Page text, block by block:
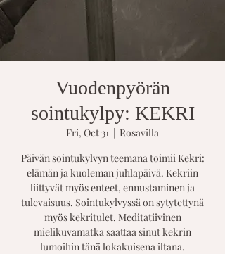
Vuodenpyörän
sointukylpy: KEKRI
Fri, Oct 31
  |
Rosavilla
Päivän sointukylvyn teemana toimii Kekri:
elämän ja kuoleman juhlapäivä. Kekriin
liittyvät myös enteet, ennustaminen ja
tulevaisuus. Sointukylvyssä on sytytettynä
myös kekritulet. Meditatiivinen
mielikuvamatka saattaa sinut kekrin
lumoihin tänä lokakuisena iltana.